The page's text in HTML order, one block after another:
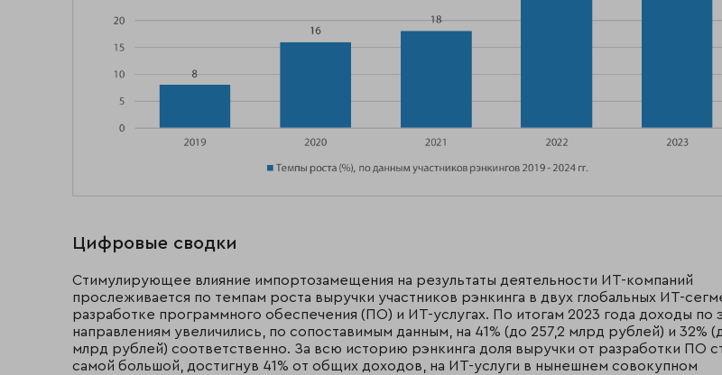
Цифровые сводки
Стимулирующее влияние импортозамещения на результаты деятельности ИТ-компаний
прослеживается по темпам роста выручки участников рэнкинга в двух глобальных ИТ-
разработке программного обеспечения (ПО) и ИТ-услугах. По итогам 2023 года доходы по
направлениям увеличились, по сопоставимым данным, на 41% (до 257,2 млрд рублей) и 32%
млрд рублей) соответственно. За всю историю рэнкинга доля выручки от разработки ПО
самой большой, достигнув 41% от общих доходов, на ИТ-услуги в нынешнем совокупном